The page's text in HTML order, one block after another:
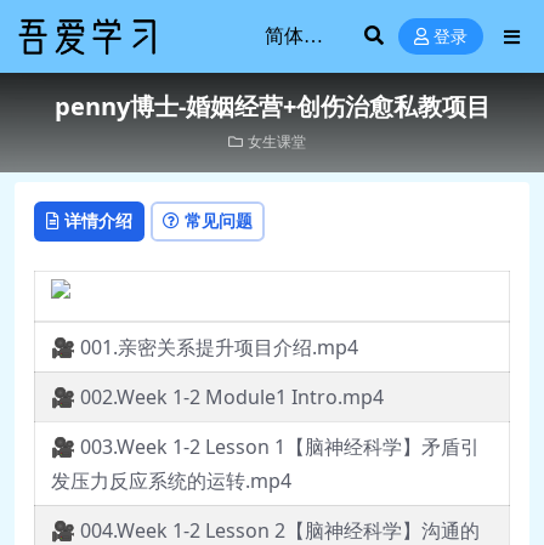
登录
penny博士-婚姻经营+创伤治愈私教项目
女生课堂
详情介绍 常见问题
🎥 001.亲密关系提升项目介绍.mp4
🎥 002.Week 1-2 Module1 Intro.mp4
🎥 003.Week 1-2 Lesson 1【脑神经科学】矛盾引
发压力反应系统的运转.mp4
🎥 004.Week 1-2 Lesson 2【脑神经科学】沟通的